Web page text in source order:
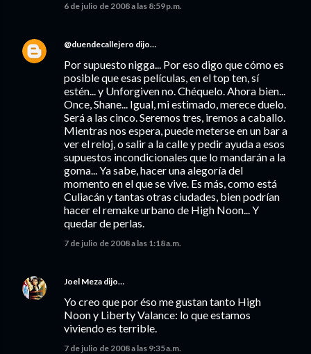
6 de julio de 2008 a las 8:59 p.m.
@duendecallejero dijo…
Por supuesto nigga... Por eso digo que cómo es
posible que esas películas, en el top ten, sí
estén... y Unforgiven no. Chéquelo. Ahora bien...
Once, Shane... Igual, mi estimado, merece duelo.
Será a las cinco. Seremos tres, iremos a caballo.
Mientras nos espera, puede meterse en un bar a
ver el reloj, o salir a la calle y pedir ayuda a esos
supuestos incondicionales que lo mandarán a la
goma... Ya sabe, hacer una alegoría del
momento en el que se vive. Es más, como está
Culiacán y tantas otras ciudades, bien podrían
hacer el remake urbano de High Noon... Y
quedar de perlas.
7 de julio de 2008 a las 1:18 a.m.
Joel Meza dijo…
Yo creo que por éso me gustan tanto High
Noon y Liberty Valance: lo que estamos
viviendo es terrible.
7 de julio de 2008 a las 9:35 a.m.